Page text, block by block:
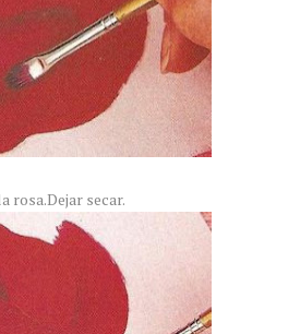
rosa.Dejar secar.